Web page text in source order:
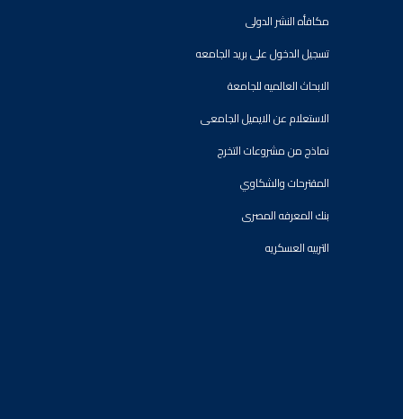
مكافأه النشر الدولى
تسجيل الدخول على بريد الجامعه
الابحاث العالميه للجامعة
الاستعلام عن الايميل الجامعى
نماذج من مشروعات التخرج
المقترحات والشكاوي
بنك المعرفه المصرى
التربيه العسكريه